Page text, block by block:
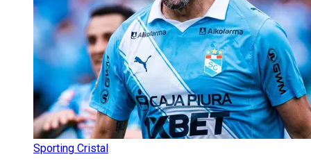
Sporting Cristal